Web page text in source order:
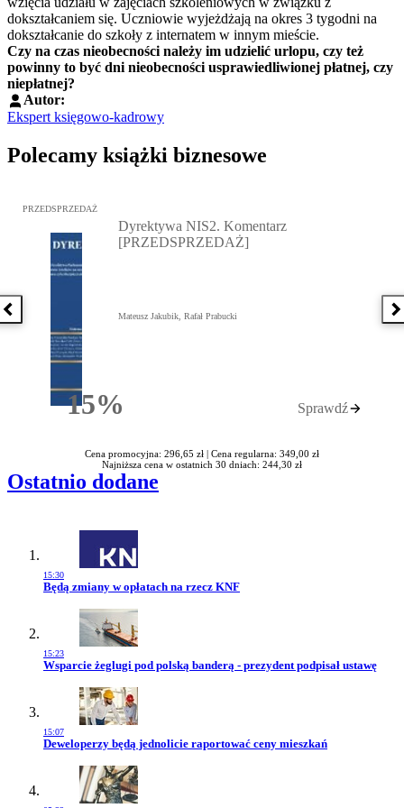
dokształcaniem się. Uczniowie wyjeżdżają na okres 3 tygodni na
dokształcanie do szkoły z internatem w innym mieście.
Czy na czas nieobecności należy im udzielić urlopu, czy też
powinny to być dni nieobecności usprawiedliwionej płatnej, czy
niepłatnej?
Autor:
Ekspert księgowo-kadrowy
Polecamy książki biznesowe
Poprzednia książka
Przejdź do: Dyrektywa NIS2. Komentarz [PRZEDSPRZEDAŻ],
PRZEDSPRZEDAŻ
15%Rabatu
Dyrektywa NIS2. Komentarz
[PRZEDSPRZEDAŻ]
Mateusz Jakubik, Rafał Prabucki
Sprawdź
Cena promocyjna: 296,65 zł | Cena regularna: 349,00 zł
Najniższa cena w ostatnich 30 dniach: 244,30 zł
Ostatnio dodane
15:30
Przejdź do artykułu:
Będą zmiany w opłatach na rzecz KNF
15:23
Przejdź do artykułu:
Wsparcie żeglugi pod polską banderą - prezydent podpisał ustawę
15:07
Przejdź do artykułu:
Deweloperzy będą jednolicie raportować ceny mieszkań